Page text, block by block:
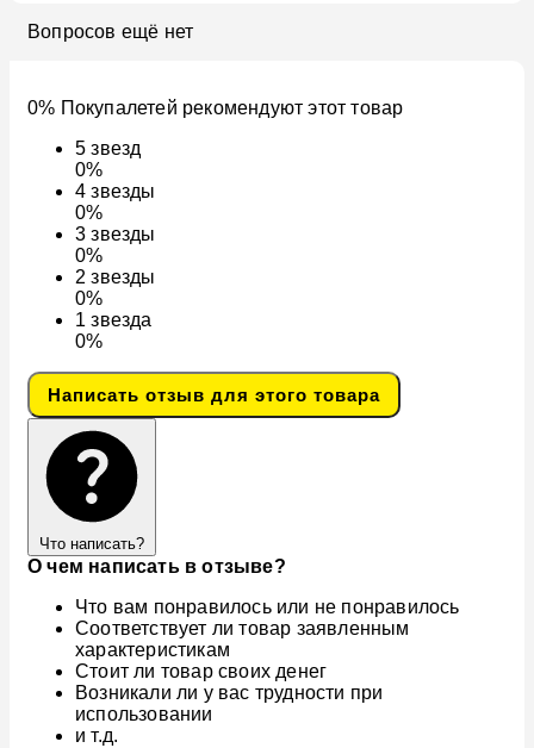
Вопросов ещё нет
0% Покупалетей рекомендуют этот товар
5звезд
0%
4звезды
0%
3звезды
0%
2звезды
0%
1звезда
0%
Написать отзыв для этого товара
Что написать?
О чем написать в отзыве?
Что вам понравилось или не понравилось
Соответствует ли товар заявленным
характеристикам
Стоит ли товар своих денег
Возникали ли у вас трудности при
использовании
и т.д.